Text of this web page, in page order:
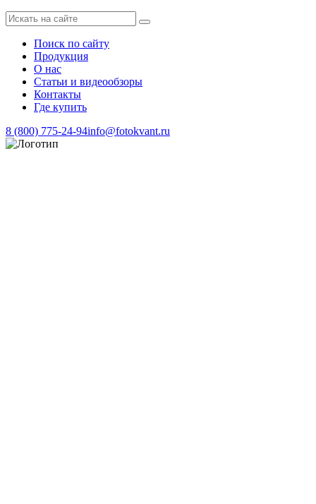
Поиск по сайту
Продукция
О нас
Статьи и видеообзоры
Контакты
Где купить
8 (800) 775-24-94info@fotokvant.ru